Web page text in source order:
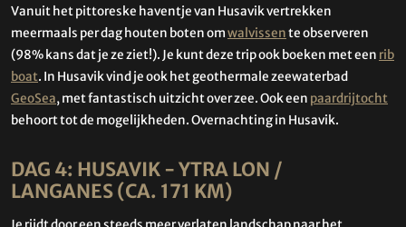
Vanuit het pittoreske haventje van Husavik vertrekken
meermaals per dag houten boten omwalvissente observeren
(98% kans dat je ze ziet!). Je kunt deze trip ook boeken met een rib
boat. In Husavik vind je ook het geothermale zeewaterbad
GeoSea, met fantastisch uitzicht over zee. Ook een paardrijtocht
behoort tot de mogelijkheden. Overnachting in Husavik.
DAG 4: HUSAVIK - YTRA LON /
LANGANES (CA. 171 KM)